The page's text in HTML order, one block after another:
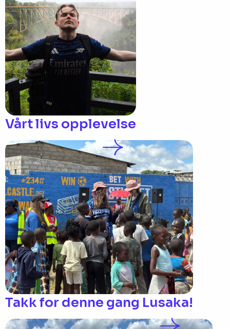
Vårt livs opplevelse
Takk for denne gang Lusaka!